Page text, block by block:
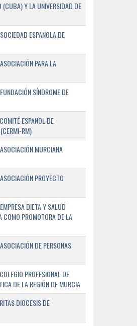
(CUBA) Y LA UNIVERSIDAD DE
ESPAÑOLA DE
PARA LA
SÍNDROME DE
ESPAÑOL DE
RM)
MURCIANA
PROYECTO
DIETA Y SALUD
PROMOTORA DE LA
DE PERSONAS
PROFESIONAL DE
DE LA REGIÓN DE MURCIA
DIOCESIS DE